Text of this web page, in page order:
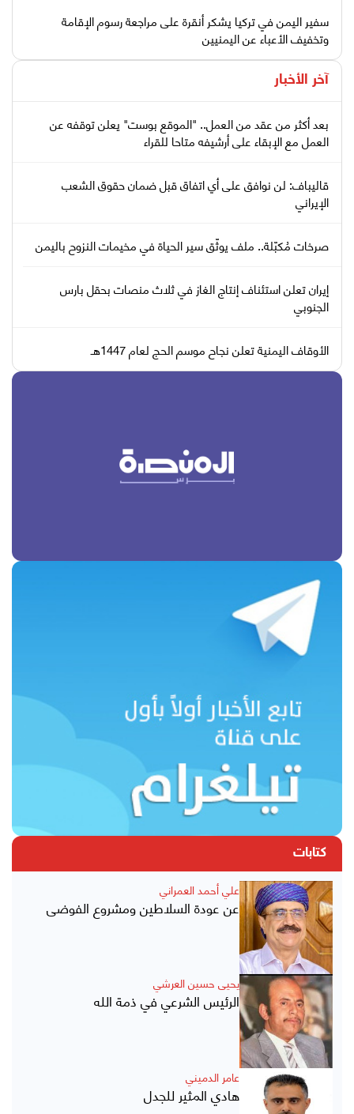
سفير اليمن في تركيا يشكر أنقرة على مراجعة رسوم الإقامة
وتخفيف الأعباء عن اليمنيين
آخر الأخبار
بعد أكثر من عقد من العمل.. "الموقع بوست" يعلن توقفه عن
العمل مع الإبقاء على أرشيفه متاحا للقراء
قاليباف: لن نوافق على أي اتفاق قبل ضمان حقوق الشعب
الإيراني
صرخات مُكبّلة.. ملف يوثّق سير الحياة في مخيمات النزوح باليمن
إيران تعلن استئناف إنتاج الغاز في ثلاث منصات بحقل بارس
الجنوبي
الأوقاف اليمنية تعلن نجاح موسم الحج لعام 1447هـ
كتابات
علي أحمد العمراني
عن عودة السلاطين ومشروع الفوضى
يحيى حسين العرشي
الرئيس الشرعي في ذمة الله
عامر الدميني
هادي المثير للجدل